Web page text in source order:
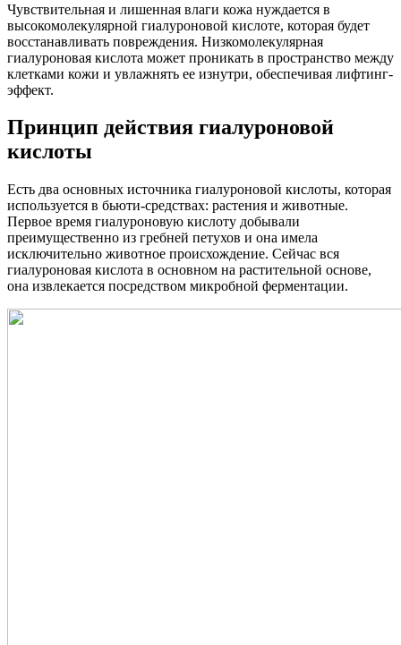
Чувствительная и лишенная влаги кожа нуждается в
высокомолекулярной гиалуроновой кислоте, которая будет
восстанавливать повреждения. Низкомолекулярная
гиалуроновая кислота может проникать в пространство между
клетками кожи и увлажнять ее изнутри, обеспечивая лифтинг-
эффект.
Принцип действия гиалуроновой
кислоты
Есть два основных источника гиалуроновой кислоты, которая
используется в бьюти-средствах: растения и животные.
Первое время гиалуроновую кислоту добывали
преимущественно из гребней петухов и она имела
исключительно животное происхождение. Сейчас вся
гиалуроновая кислота в основном на растительной основе,
она извлекается посредством микробной ферментации.